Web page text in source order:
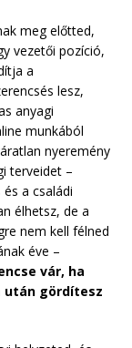
meg előtted,
vezetői pozíció,
a
lesz,
anyagi
munkából
nyeremény
terveidet –
a családi
élhetsz, de a
nem kell félned
éve –
vár, ha
után gördítesz